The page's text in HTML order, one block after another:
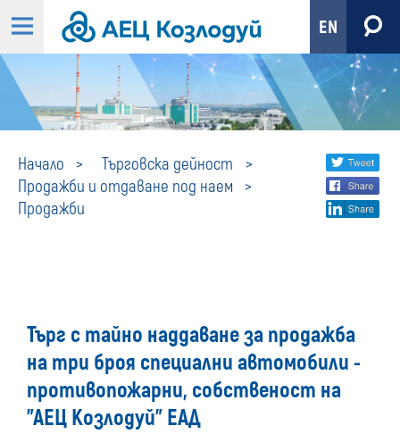
EN
Начало
Търговска дейност
Продажби и отдаване под наем
Продажби
ПродажбиShare
social
Търг с тайно наддаване за продажба
на три броя специални автомобили -
противопожарни, собственост на
"АЕЦ Козлодуй" ЕАД